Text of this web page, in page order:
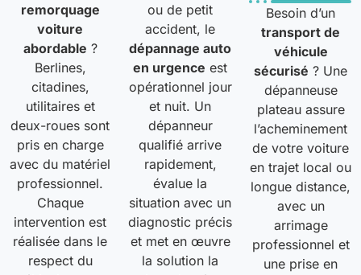
remorquage
voiture
abordable ?
Berlines,
citadines,
utilitaires et
deux-roues sont
pris en charge
avec du matériel
professionnel.
Chaque
intervention est
réalisée dans le
respect du
ou de petit
accident, le
dépannage auto
en urgence est
opérationnel jour
et nuit. Un
dépanneur
qualifié arrive
rapidement,
évalue la
situation avec un
diagnostic précis
et met en œuvre
la solution la
Besoin d’un
transport de
véhicule
sécurisé ? Une
dépanneuse
plateau assure
l’acheminement
de votre voiture
en trajet local ou
longue distance,
avec un
arrimage
professionnel et
une prise en